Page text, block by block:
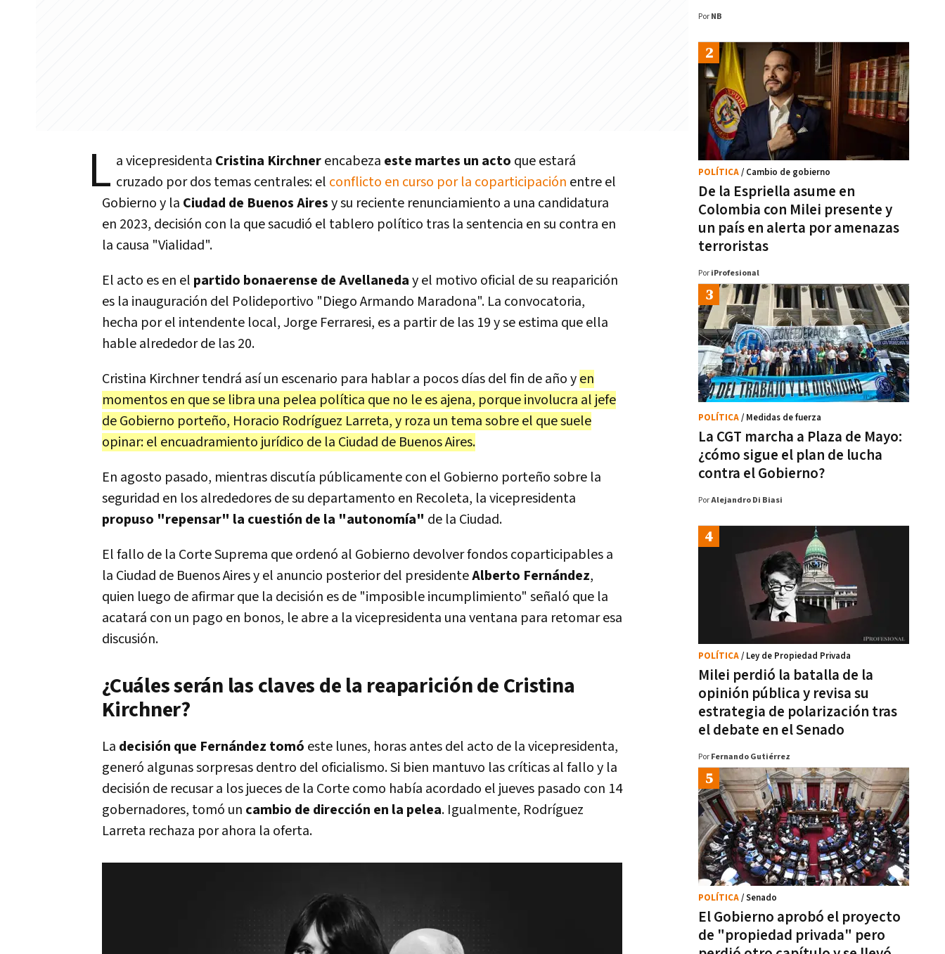
L a vicepresidenta Cristina Kirchnerencabeza este martes un acto que estará
cruzado por dos temas centrales: el conflicto en curso por la coparticipación entre el
Gobierno y la Ciudad de Buenos Airesy su reciente renunciamiento a una candidatura
en 2023, decisión con la que sacudió el tablero político tras la sentencia en su contra en
la causa "Vialidad".
El acto es en el partido bonaerense de Avellaneday el motivo oficial de su reaparición
es la inauguración del Polideportivo "Diego Armando Maradona". La convocatoria,
hecha por el intendente local, Jorge Ferraresi, es a partir de las 19 y se estima que ella
hable alrededor de las 20.
Cristina Kirchner tendrá así un escenario para hablar a pocos días del fin de año yen
momentos en que se libra una pelea política que no le es ajena, porque involucra al jefe
de Gobierno porteño, Horacio Rodríguez Larreta, y roza un tema sobre el que suele
opinar: el encuadramiento jurídico de la Ciudad de Buenos Aires.
En agosto pasado, mientras discutía públicamente con el Gobierno porteño sobre la
seguridad en los alrededores de su departamento en Recoleta, la vicepresidenta
propuso "repensar" la cuestión de la "autonomía" de la Ciudad.
El fallo de la Corte Suprema que ordenó al Gobierno devolver fondos coparticipables a
la Ciudad de Buenos Aires y el anuncio posterior del presidenteAlberto Fernández,
quien luego de afirmar que la decisión es de "imposible incumplimiento" señaló que la
acatará con un pago en bonos, le abre a la vicepresidenta una ventana para retomar esa
discusión.
¿Cuáles serán las claves de la reaparición de Cristina
Kirchner?
La decisión que Fernández tomó este lunes, horas antes del acto de la vicepresidenta,
generó algunas sorpresas dentro del oficialismo. Si bien mantuvo las críticas al fallo y la
decisión de recusar a los jueces de la Corte como había acordado el jueves pasado con 14
gobernadores, tomó un cambio de dirección en la pelea. Igualmente, Rodríguez
Larreta rechaza por ahora la oferta.
Por NB
De la Espriella asume en
Colombia con Milei presente y
un país en alerta por amenazas
terroristas
POLÍTICA/ Cambio de gobierno
Por iProfesional
La CGT marcha a Plaza de Mayo:
¿cómo sigue el plan de lucha
contra el Gobierno?
POLÍTICA/ Medidas de fuerza
PorAlejandro Di Biasi
Milei perdió la batalla de la
opinión pública y revisa su
estrategia de polarización tras
el debate en el Senado
POLÍTICA/ Ley de Propiedad Privada
Por Fernando Gutiérrez
El Gobierno aprobó el proyecto
de "propiedad privada" pero
POLÍTICA/ Senado